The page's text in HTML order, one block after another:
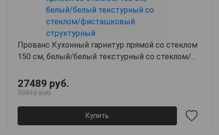
Прованс Кухонный гарнитур прямой со стеклом
150 см, белый/белый текстурный со стеклом/
27489 руб.
33812 руб.
Купить